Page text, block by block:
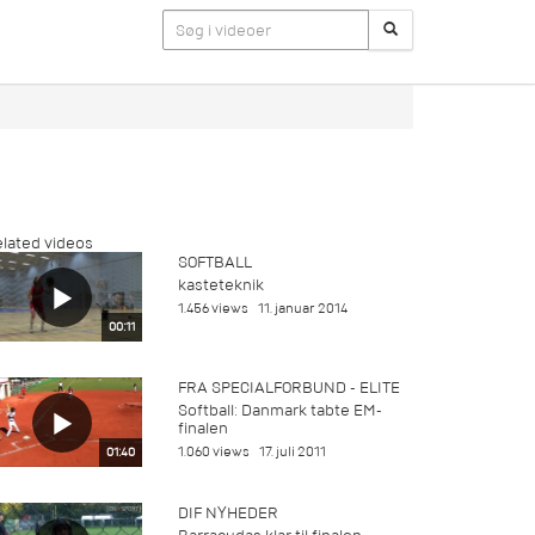
videos
00:11
SOFTBALL
kasteteknik
1.456 views 11. januar 2014
01:40
FRA SPECIALFORBUND - ELITE
Softball: Danmark tabte EM-
finalen
1.060 views 17. juli 2011
DIF NYHEDER